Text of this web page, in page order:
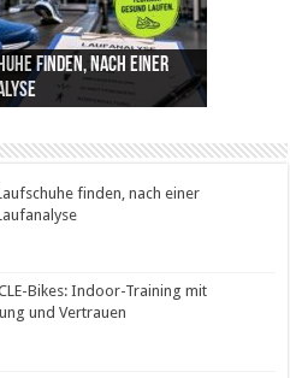
finden, nach einer
Indoor-Training mit
Vertrauen
Erfolgschancen und
es Schmerzen, Stress
Tipps für mehr
finden, nach einer
Bikes: Indoor-Training mit
und Vertrauen